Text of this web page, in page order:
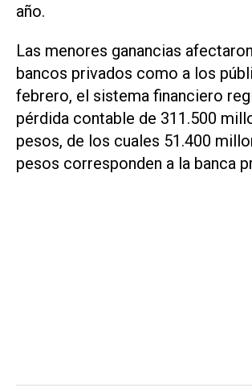
año.
Las menores ganancias
bancos privados como a los
febrero, el sistema financiero
pérdida contable de 311.500
pesos, de los cuales 51.400
pesos corresponden a la banca